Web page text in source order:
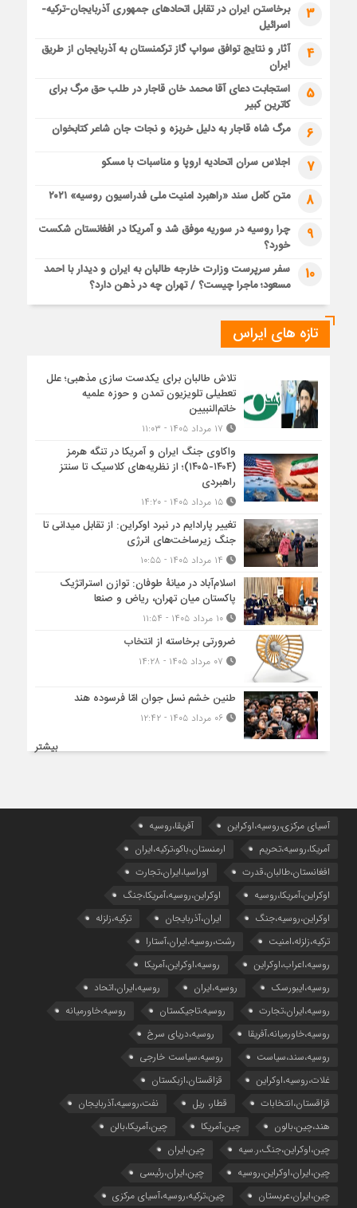
3
برخاستن ایران در تقابل اتحادهای جمهوری آذربایجان-ترکیه-
اسرائیل
4
آثار و نتایج توافق سواپ گاز ترکمنستان به آذربایجان از طریق
ایران
5
استجابت دعای آقا محمد خان قاجار در طلب حق مرگ برای
کاترین کبیر
6 مرگ شاه قاجار به دلیل خربزه و نجات جان شاعر کتابخوان
7 اجلاس سران اتحادیه اروپا و مناسبات با مسکو
8 متن کامل سند «راهبرد امنیت ملی فدراسیون روسیه» ۲۰۲۱
9
چرا روسیه در سوریه موفق شد و آمریکا در افغانستان شکست
خورد؟
10
سفر سرپرست وزارت خارجه طالبان به ایران و دیدار با احمد
مسعود؛ ماجرا چیست؟ / تهران چه در ذهن دارد؟
تازه های ایراس
تلاش طالبان برای یکدست سازی مذهبی؛ علل
تعطیلی تلویزیون تمدن و حوزه علمیه
خاتم‌النبیین
واکاوی جنگ ایران و آمریکا در تنگه هرمز
(۱۴۰۴-۱۴۰۵)؛ از نظریه‌های کلاسیک تا سنتز
راهبردی
۱۵ مرداد ۱۴۰۵ - ۱۴:۲۰
تغییر پارادایم در نبرد اوکراین: از تقابل میدانی تا
جنگ زیرساخت‌های انرژی
اسلام‌آباد در میانۀ طوفان: توازن استراتژیک
پاکستان میان تهران، ریاض و صنعا
۱۰ مرداد ۱۴۰۵ - ۱۱:۵۴
ضرورتی برخاسته از انتخاب
طنین خشم نسل جوان امّا فرسوده هند
۰۶ مرداد ۱۴۰۵ - ۱۲:۴۲
بیشتر
آسیای مرکزی،روسیه،اوکراین
آفریقا،روسیه
آمریکا،روسیه،تحریم
ارمنستان،باکو،ترکیه،ایران
افغانستان،طالبان،قدرت
اوراسیا،ایران،تجارت
اوکراین،آمریکا،روسیه
اوکراین،روسیه،آمریکا،جنگ
اوکراین،روسیه،جنگ
ایران،آذربایجان
ترکیه،زلزله
ترکیه،زلزله،امنیت
رشت،روسیه،ایران،آستارا
روسیه،اعراب،اوکراین
روسیه،اوکراین،آمریکا
روسیه،ایبورسک
روسیه،ایران
روسیه،ایران،اتحاد
روسیه،ایران،تجارت
روسیه،تاجیکستان
روسیه،خاورمیانه
روسیه،خاورمیانه،آفریقا
روسیه،دریای سرخ
روسیه،سند،سیاست
روسیه،سیاست خارجی
غلات،روسیه،اوکراین
قزاقستان،ازبکستان
قزاقستان،انتخابات
قطار، ریل
نفت،روسیه،آذربایجان
هند،چین،بالون
چین،آمریکا
چین،آمریکا،بالن
چین،اوکراین،جنگ،ر.سیه
چین،ایران
چین،ایران،اوکراین،روسیه
چین،ایران،رئیسی
چین،ایران،عربستان
چین،ترکیه،روسیه،آسیای مرکزی